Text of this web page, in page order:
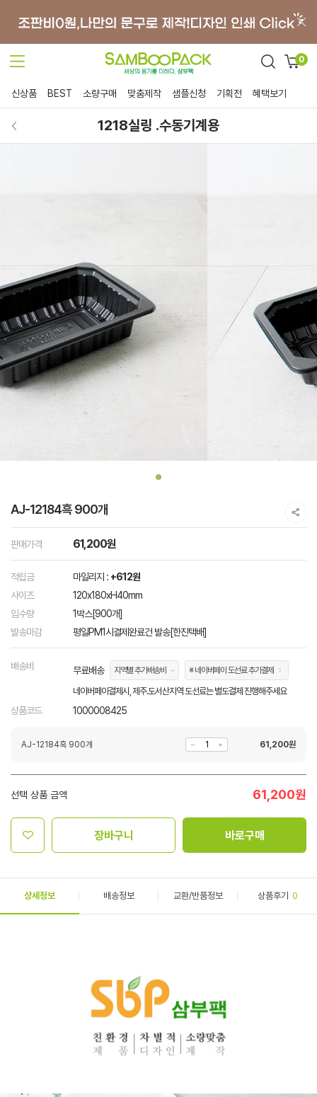
0
신상품 BEST 소량구매 맞춤제작 샘플신청 기획전 혜택보기
1218실링 .수동기계용
AJ-12184흑 900개
판매가격 61,200원
적립금 마일리지 : +612원
사이즈
120x180xH40mm
입수량
1박스[900개]
발송마감
평일PM1시결제완료건 발송[한진택배]
배송비 무료배송 지역별 추가배송비 ※ 네이버페이 도선료 추가결제
네이버페이결제시, 제주.도서산지역 도선료는 별도결제 진행해주세요
상품코드 1000008425
AJ-12184흑 900개 61,200원
선택 상품 금액 61,200원
장바구니 바로구매
상세정보 배송정보 교환/반품정보 상품후기 0